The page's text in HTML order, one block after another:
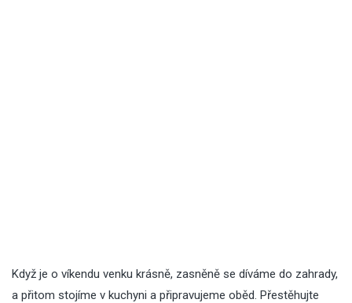
Když je o víkendu venku krásně, zasněně se díváme do zahrady,
a přitom stojíme v kuchyni a připravujeme oběd. Přestěhujte